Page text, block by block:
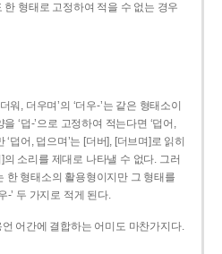
형태로 고정하여 적을 수 없는 경우
워, 더우며’의 ‘더우-­’는 같은 형태소이
‘덥-­’으로 고정하여 적는다면 ‘덥어,
덥어, 덥으며’는 [더버], [더브며]로 읽히
소리를 제대로 나타낼 수 없다. 그러
한 형태소의 활용형이지만 그 형태를
-’ 두 가지로 적게 된다.
어간에 결합하는 어미도 마찬가지다.